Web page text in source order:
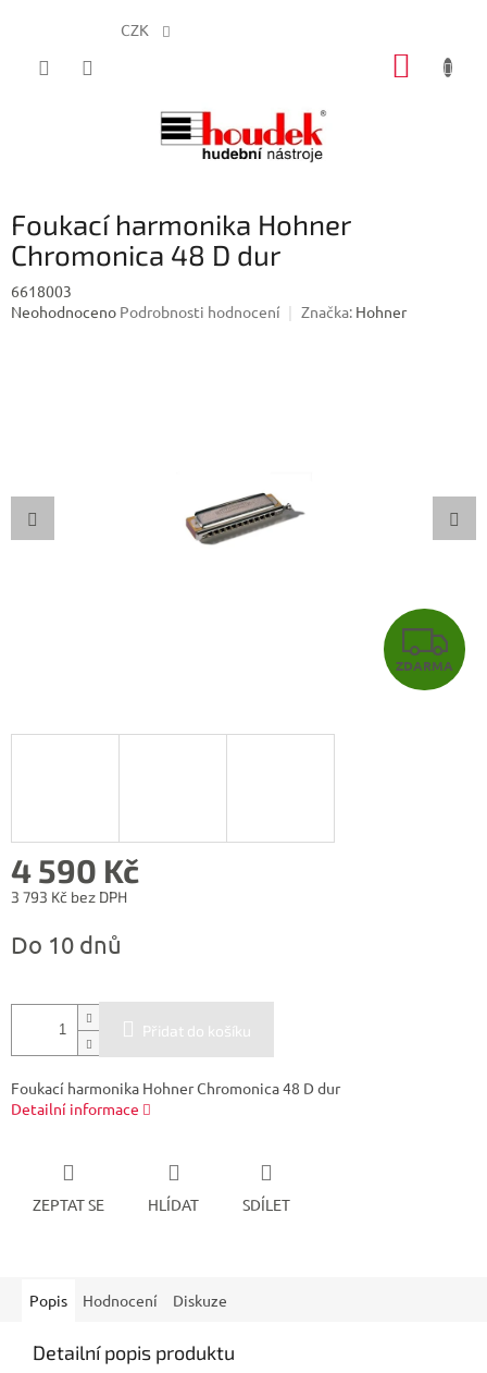
CZK
Foukací harmonika Hohner
Chromonica 48 D dur
6618003
Průměrné
Neohodnoceno Podrobnosti hodnocení Značka: Hohner
Z
D
ZDARMA
4 590 Kč
3 793 Kč bez DPH
cena:
Do 10 dnů
Přidat do košíku
Foukací harmonika Hohner Chromonica 48 D dur
Detailní informace
ZEPTAT SE HLÍDAT SDÍLET
Popis Hodnocení Diskuze
Detailní popis produktu